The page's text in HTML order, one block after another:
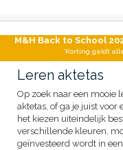
M&H Back to School
*Korting geldt
Leren aktetas
Op zoek naar een mooie
aktetas, of ga je juist voor
het kiezen uiteindelijk
verschillende kleuren,
geïnvesteerd wordt in